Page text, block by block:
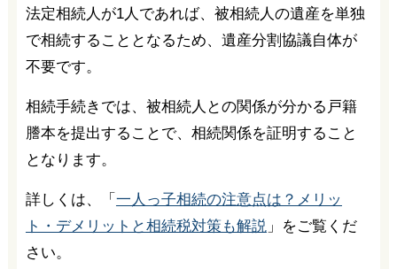
法定相続人が1人であれば、被相続人の遺産を単独
で相続することとなるため、遺産分割協議自体が
不要です。
相続手続きでは、被相続人との関係が分かる戸籍
謄本を提出することで、相続関係を証明すること
となります。
詳しくは、「 一人っ子相続の注意点は？メリッ
ト・デメリットと相続税対策も解説 」をご覧くだ
さい。